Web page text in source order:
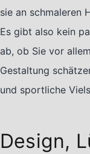
sie an schmaleren
Es gibt also kein
ab, ob Sie vor
Gestaltung
und sportliche
Design,